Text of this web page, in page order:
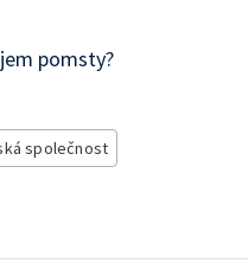
pomsty?
společnost